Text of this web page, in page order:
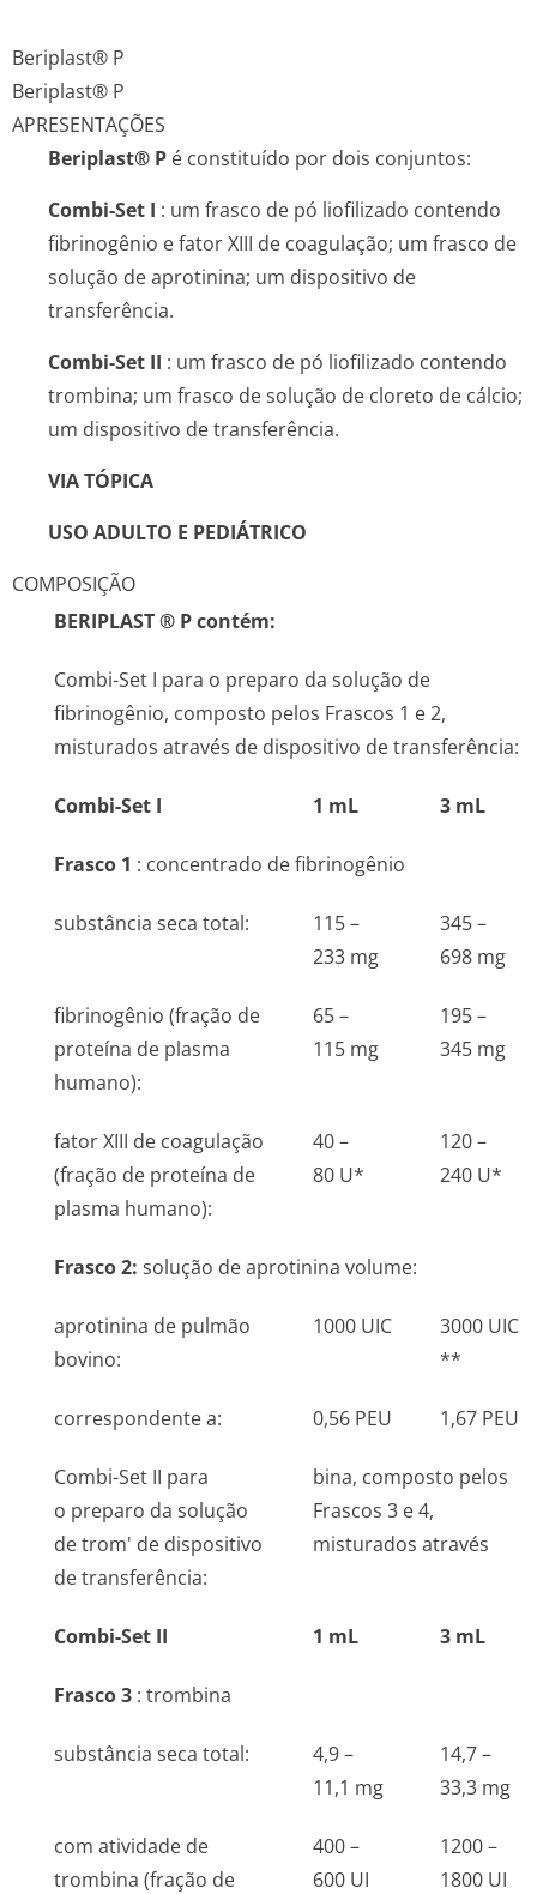
Beriplast® P
Beriplast® P
APRESENTAÇÕES
Beriplast® P é constituído por dois conjuntos:
Combi-Set I : um frasco de pó liofilizado contendo
fibrinogênio e fator XIII de coagulação; um frasco de
solução de aprotinina; um dispositivo de
transferência.
Combi-Set II : um frasco de pó liofilizado contendo
trombina; um frasco de solução de cloreto de cálcio;
um dispositivo de transferência.
VIA TÓPICA
USO ADULTO E PEDIÁTRICO
COMPOSIÇÃO
BERIPLAST® P contém:
Combi-Set I para o preparo da solução de
fibrinogênio, composto pelos Frascos 1 e 2,
misturados através de dispositivo de transferência:
Combi-Set I 1 mL 3 mL
Frasco 1 : concentrado de fibrinogênio
substância seca total:
115 –
233 mg
345 –
698 mg
fibrinogênio (fração de
proteína de plasma
humano):
65 –
115 mg
195 –
345 mg
fator XIII de coagulação
(fração de proteína de
plasma humano):
40 –
80 U*
120 –
240 U*
Frasco 2: solução de aprotinina volume:
aprotinina de pulmão
bovino:
1000 UIC
3000 UIC
**
correspondente a: 0,56 PEU 1,67 PEU
Combi-Set II para
o preparo da solução
de trom' de dispositivo
de transferência:
bina, composto pelos
Frascos 3 e 4,
misturados através
Combi-Set II 1 mL 3 mL
Frasco 3 : trombina
substância seca total:
4,9 –
11,1 mg
14,7 –
33,3 mg
com atividade de
trombina (fração de
400 –
600 UI
1200 –
1800 UI